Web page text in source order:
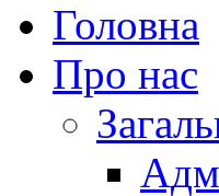
Головна
Про нас